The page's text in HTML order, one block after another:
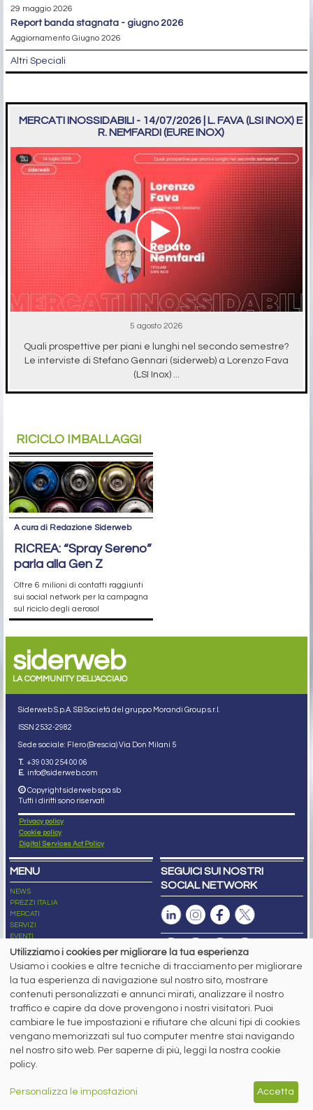
29 maggio 2026
report banda stagnata - giugno 2026
Aggiornamento Giugno 2026
Altri Speciali
MERCATI INOSSIDABILI - 14/07/2026 | L. FAVA (LSI INOX) E
R. NEMFARDI (EURE INOX)
5 agosto 2026
Quali prospettive per piani e lunghi nel secondo semestre?
Le interviste di Stefano Gennari (siderweb) a Lorenzo Fava
(LSI Inox) ...
RICICLO IMBALLAGGI
A cura di Redazione Siderweb
RICREA: “Spray Sereno”
parla alla Gen Z
Oltre 6 milioni di contatti raggiunti
sui social network per la campagna
sul riciclo degli aerosol
siderweb
LA COMMUNITY DELL'ACCIAIO
Siderweb S.p.A. SB Società del gruppo Morandi Group s.r.l.
ISSN 2532-2982
Sede sociale: Flero (Brescia) Via Don Milani 5
T. +39 030 254 00 06
E. info@siderweb.com
Copyright siderweb spa sb
Tutti i diritti sono riservati
Privacy policy
Cookie policy
Digital Services Act Policy
MENU
NEWS
PREZZI ITALIA
MERCATI
SERVIZI
EVENTI
ABBONAMENTI
NEWSLETTER
SEGUICI SUI NOSTRI
SOCIAL NETWORK
Capitale Sociale: 190.000€ interamente versato
Registro delle Imprese di Brescia
Codice Fiscale e Partita I.V.A.:IT03562320170
R.E.A. n. 419331
www.siderweb.com: Autorizzazione del Tribunale di Brescia n. 11/2004 del 17
marzo 2004, Iscrizione al R.O.C. n. 26116.
Direttrice Responsabile:
Elisa Bonomelli
Stefano Gennari
Utilizziamo i cookies per migliorare la tua esperienza
Usiamo i cookies e altre tecniche di tracciamento per migliorare
la tua esperienza di navigazione sul nostro sito, mostrare
contenuti personalizzati e annunci mirati, analizzare il nostro
traffico e capire da dove provengono i nostri visitatori. Puoi
cambiare le tue impostazioni e rifiutare che alcuni tipi di cookies
vengano memorizzati sul tuo computer mentre stai navigando
nel nostro sito web. Per saperne di più, leggi la nostra cookie
policy.
Personalizza le impostazioni Accetta